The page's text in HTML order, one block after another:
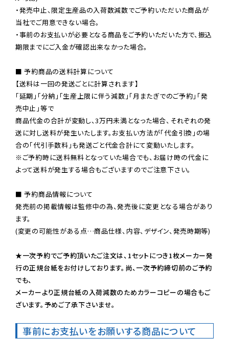
・発売中止、限定生産品の入荷数減数でご予約いただいた商品が
当社でご用意できない場合。
・事前のお支払いが必要となる商品をご予約いただいた方で、振込
期限までにご入金が確認出来なかった場合。
■ 予約商品の送料計算について
【送料は一回の発送ごとに計算されます】
「延期」「分納」「生産上限に伴う減数」「月またぎでのご予約」「発
売中止」等で
商品代金の合計が変動し、3万円未満となった場合、それぞれの発
送に対し送料が発生いたします。お支払い方法が「代金引換」の場
※ご予約時に送料無料となっていた場合でも、お届け時の代金に
よって送料が発生する場合もございますのでご注意下さい。
■ 予約商品情報について
発売前の掲載情報は監修中の為、発売後に変更となる場合があり
ます。
(変更の可能性がある点…商品仕様、内容、デザイン、発売時期等)
★一次予約でご予約頂いたご注文は、1セットにつき1枚メーカー発
行の正規台紙をお付けしております。尚、一次予約締切前のご予約
でも、
メーカーより正規台紙の入荷減数のためカラーコピーの場合もご
ざいます。予めご了承下さいませ。
事前にお支払いをお願いする商品について